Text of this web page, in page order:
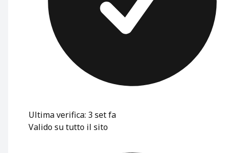
Ultima verifica: 3 set fa
Valido su tutto il sito